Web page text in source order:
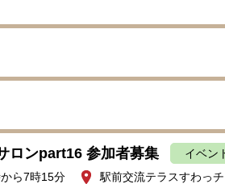
ロンpart16 参加者募集 イベン
ら7時15分
駅前交流テラスすわっ